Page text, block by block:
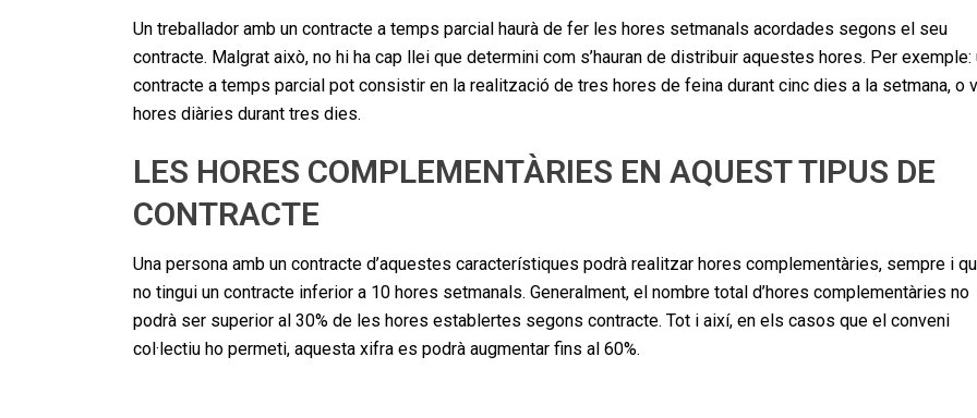
Un treballador amb un contracte a temps parcial haurà de fer les hores setmanals acordades segons el seu
contracte. Malgrat això, no hi ha cap llei que determini com s’hauran de distribuir aquestes hores. Per exemple:
contracte a temps parcial pot consistir en la realització de tres hores de feina durant cinc dies a la setmana, o
hores diàries durant tres dies.
LES HORES COMPLEMENTÀRIES EN AQUEST TIPUS DE
CONTRACTE
Una persona amb un contracte d’aquestes característiques podrà realitzar hores complementàries, sempre i
no tingui un contracte inferior a 10 hores setmanals. Generalment, el nombre total d’hores complementàries no
podrà ser superior al 30% de les hores establertes segons contracte. Tot i així, en els casos que el conveni
col·lectiu ho permeti, aquesta xifra es podrà augmentar fins al 60%.